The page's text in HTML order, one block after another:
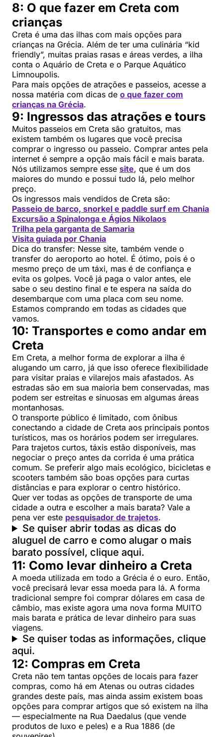
8: O que fazer em Creta com
crianças
Creta é uma das ilhas com mais opções para
crianças na Grécia. Além de ter uma culinária “kid
friendly”, muitas praias rasas e áreas verdes, a ilha
conta o Aquário de Creta e o Parque Aquático
Limnoupolis.
Para mais opções de atrações e passeios, acesse a
nossa matéria com dicas de o que fazer com
crianças na Grécia.
9: Ingressos das atrações e tours
Muitos passeios em Creta são gratuitos, mas
existem também os lugares que você precisa
comprar o ingresso ou passeio. Comprar antes pela
internet é sempre a opção mais fácil e mais barata.
Nós utilizamos sempre esse site, que é um dos
maiores do mundo e possui tudo lá, pelo melhor
preço.
Os ingressos mais vendidos de Creta são:
Passeio de barco, snorkel e paddle surf em Chania
Excursão a Spinalonga e Ágios Nikolaos
Trilha pela garganta de Samaria
Visita guiada por Chania
Dica do transfer: Nesse site, também vende o
transfer do aeroporto ao hotel. É ótimo, pois é o
mesmo preço de um táxi, mas é de confiança e
evita os golpes. Você já paga o valor antes, ele
sabe o seu destino final e te espera na saída do
desembarque com uma placa com seu nome.
Estamos comprando em todas as cidades que
vamos.
10: Transportes e como andar em
Creta
Em Creta, a melhor forma de explorar a ilha é
alugando um carro, já que isso oferece flexibilidade
para visitar praias e vilarejos mais afastados. As
estradas são em sua maioria bem conservadas, mas
podem ser estreitas e sinuosas em algumas áreas
montanhosas.
O transporte público é limitado, com ônibus
conectando a cidade de Creta aos principais pontos
turísticos, mas os horários podem ser irregulares.
Para trajetos curtos, táxis estão disponíveis, mas
negociar o preço antes da corrida é uma prática
comum. Se preferir algo mais ecológico, bicicletas e
scooters também são boas opções para curtas
distâncias e para explorar o centro histórico.
Quer ver todas as opções de transporte de uma
cidade a outra e escolher a mais barata? Vale a
pena ver este pesquisador de trajetos.
Se quiser abrir todas as dicas do
aluguel de carro e como alugar o mais
barato possível, clique aqui.
11: Como levar dinheiro a Creta
A moeda utilizada em todo a Grécia é o euro. Então,
você precisará levar essa moeda para lá. A forma
tradicional sempre foi comprar dólares em casa de
câmbio, mas existe agora uma nova forma MUITO
mais barata e prática de levar dinheiro para suas
viagens.
Se quiser todas as informações, clique
aqui.
12: Compras em Creta
Creta não tem tantas opções de locais para fazer
compras, como há em Atenas ou outras cidades
grandes deste país, mas ainda assim existem boas
opções para comprar artigos que só existem na ilha
— especialmente na Rua Daedalus (que vende
produtos de luxo e peles) e a Rua 1886 (de